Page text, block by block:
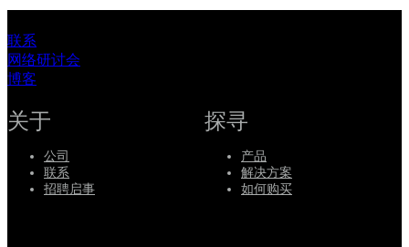
如
何
购
买
资
源
联系
网络研讨会
博客
关于
公司
联系
招聘启事
探寻
产品
解决方案
如何购买